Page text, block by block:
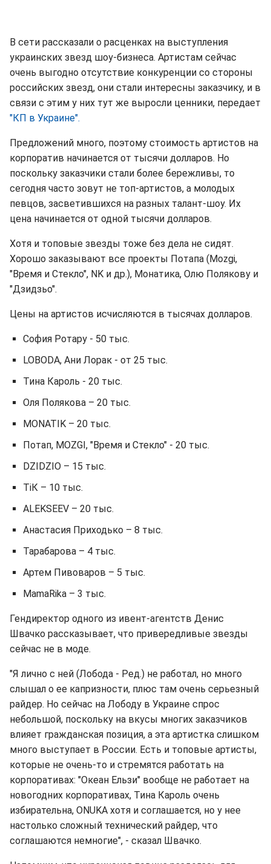
В сети рассказали о расценках на выступления
украинских звезд шоу-бизнеса. Артистам сейчас
очень выгодно отсутствие конкуренции со стороны
российских звезд, они стали интересны заказчику, и в
связи с этим у них тут же выросли ценники, передает
"КП в Украине".
Предложений много, поэтому стоимость артистов на
корпоратив начинается от тысячи долларов. Но
поскольку заказчики стали более бережливы, то
сегодня часто зовут не топ-артистов, а молодых
певцов, засветившихся на разных талант-шоу. Их
цена начинается от одной тысячи долларов.
Хотя и топовые звезды тоже без дела не сидят.
Хорошо заказывают все проекты Потапа (Mozgi,
"Время и Стекло", NK и др.), Монатика, Олю Полякову и
"Дзидзьо".
Цены на артистов исчисляются в тысячах долларов.
София Ротару - 50 тыс.
LOBODA, Ани Лорак - от 25 тыс.
Тина Кароль - 20 тыс.
Оля Полякова – 20 тыс.
MONATIK – 20 тыс.
Потап, MOZGI, "Время и Стекло" - 20 тыс.
DZIDZIO – 15 тыс.
ТіК – 10 тыс.
ALEKSEEV – 20 тыс.
Анастасия Приходько – 8 тыс.
Тарабарова – 4 тыс.
Артем Пивоваров – 5 тыс.
MamaRika – 3 тыс.
Гендиректор одного из ивент-агентств Денис
Швачко рассказывает, что привередливые звезды
сейчас не в моде.
"Я лично с ней (Лобода - Ред.) не работал, но много
слышал о ее капризности, плюс там очень серьезный
райдер. Но сейчас на Лободу в Украине спрос
небольшой, поскольку на вкусы многих заказчиков
влияет гражданская позиция, а эта артистка слишком
много выступает в России. Есть и топовые артисты,
которые не очень-то и стремятся работать на
корпоративах: "Океан Ельзи" вообще не работает на
новогодних корпоративах, Тина Кароль очень
избирательна, ONUKA хотя и соглашается, но у нее
настолько сложный технический райдер, что
соглашаются немногие", - сказал Швачко.